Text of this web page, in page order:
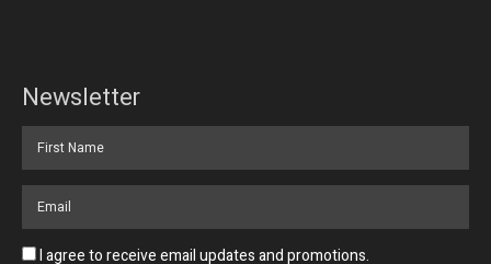
Newsletter
I agree to receive email updates and promotions.